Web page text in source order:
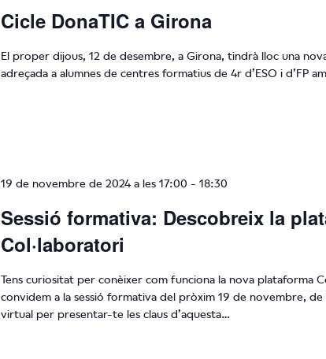
Cicle DonaTIC a Girona
El proper dijous, 12 de desembre, a Girona, tindrà lloc una
adreçada a alumnes de centres formatius de 4r d’ESO i d’FP
19 de novembre de 2024 a les 17:00 - 18:30
Sessió formativa: Descobreix la
Col·laboratori
Tens curiositat per conèixer com funciona la nova plataforma
convidem a la sessió formativa del pròxim 19 de novembre,
virtual per presentar-te les claus d’aquesta…